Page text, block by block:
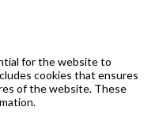
for the website to
cookies that ensures
of the website. These